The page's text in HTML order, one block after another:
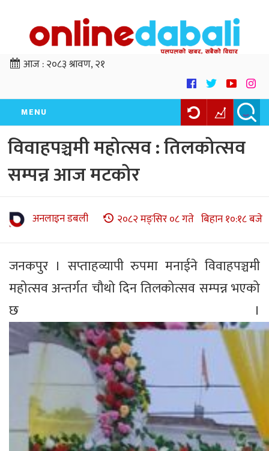
आज :२०८३ श्रावण, २१
MENU
विवाहपञ्चमी महोत्सव : तिलकोत्सव
सम्पन्न आज मटकोर
अनलाइन डबली २०८२ मङ्सिर ०८ गते बिहान १०:१८ बजे
जनकपुर । सप्ताहव्यापी रुपमा मनाईने विवाहपञ्चमी
महोत्सव अन्तर्गत चौथो दिन तिलकोत्सव सम्पन्न भएको
छ ।